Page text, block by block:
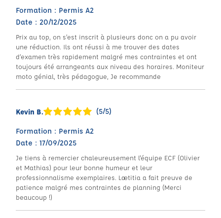
Formation : Permis A2
Date : 20/12/2025
Prix au top, on s’est inscrit à plusieurs donc on a pu avoir
une réduction. Ils ont réussi à me trouver des dates
d’examen très rapidement malgré mes contraintes et ont
toujours été arrangeants aux niveau des horaires. Moniteur
moto génial, très pédagogue, Je recommande
Kevin B. (5/5)
Formation : Permis A2
Date : 17/09/2025
Je tiens à remercier chaleureusement l'équipe ECF (Olivier
et Mathias) pour leur bonne humeur et leur
professionnalisme exemplaires. Lætitia a fait preuve de
patience malgré mes contraintes de planning (Merci
beaucoup !)